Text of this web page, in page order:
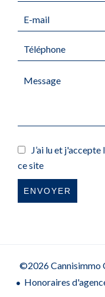
J’ai lu et j'accepte
ce site
ENVOYER
©2026 Cannisimmo
Honoraires